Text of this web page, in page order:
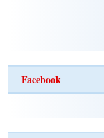
Facebook